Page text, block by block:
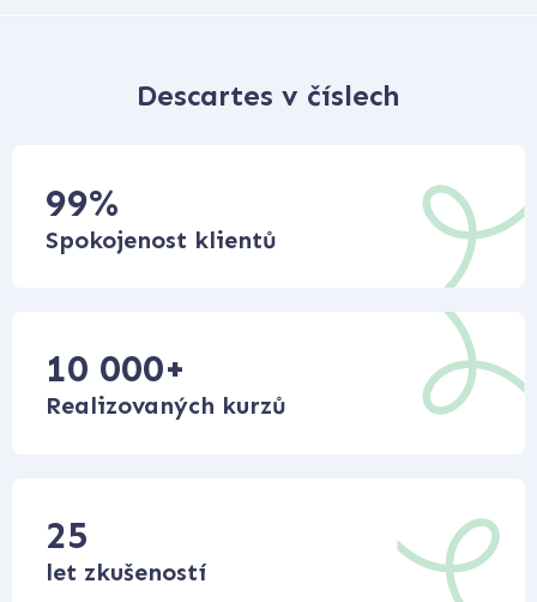
Descartes v číslech
99%
Spokojenost klientů
10 000+
Realizovaných kurzů
25
let zkušeností